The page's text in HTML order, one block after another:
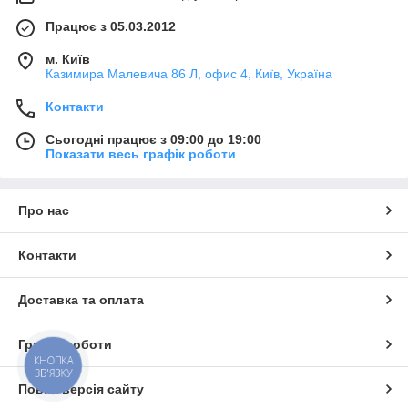
Працює з 05.03.2012
м. Київ
Казимира Малевича 86 Л, офис 4, Київ, Україна
Контакти
Сьогодні працює з 09:00 до 19:00
Показати весь графік роботи
Про нас
Контакти
Доставка та оплата
Графік роботи
Повна версія сайту
КНОПКА
ЗВ'ЯЗКУ